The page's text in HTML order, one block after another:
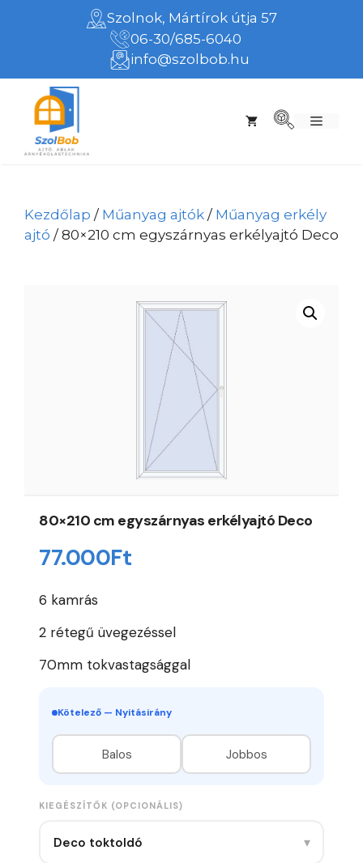
Szolnok, Mártírok útja 57
06-30/685-6040
info@szolbob.hu
Menü
Kezdőlap / Műanyag ajtók / Műanyag erkély
ajtó / 80×210 cm egyszárnyas erkélyajtó Deco
80×210 cm egyszárnyas erkélyajtó Deco
77.000Ft
6 kamrás
2 rétegű üvegezéssel
70mm tokvastagsággal
Kötelező — Nyitásirány
Balos Jobbos
KIEGÉSZÍTŐK (OPCIONÁLIS)
Deco toktoldó ▾